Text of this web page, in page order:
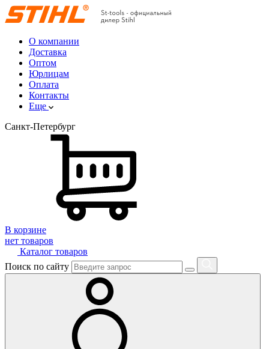
О компании
Доставка
Оптом
Юрлицам
Оплата
Контакты
Еще
Санкт-Петербург
В корзине
нет товаров
Каталог товаров
Поиск по сайту